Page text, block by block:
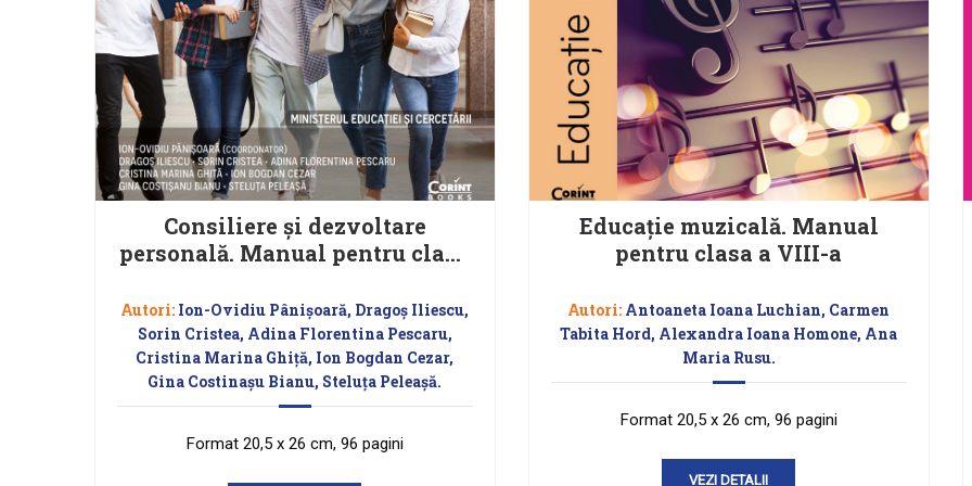
Consiliere și dezvoltare
personală. Manual pentru clasa
Autori: Ion-Ovidiu Pânișoară, Dragoș Iliescu,
Sorin Cristea, Adina Florentina Pescaru,
Cristina Marina Ghiță, Ion Bogdan Cezar,
Gina Costinașu Bianu, Steluța Peleașă.
Format 20,5 x 26 cm, 96 pagini
Educație muzicală. Manual
pentru clasa a VIII-a
Autori: Antoaneta Ioana Luchian, Carmen
Tabita Hord, Alexandra Ioana Homone, Ana
Maria Rusu.
Format 20,5 x 26 cm, 96 pagini
VEZI DETALII